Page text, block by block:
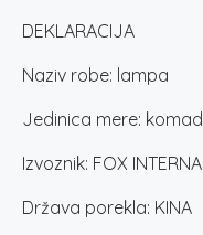
DEKLARACIJA
Naziv robe: lampa
Jedinica mere: komad
Izvoznik: FOX
Država porekla: KINA